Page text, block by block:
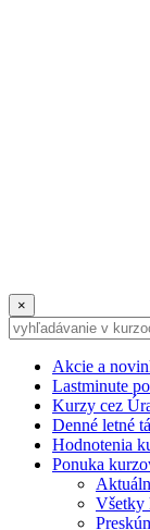
×
Akcie a
Lastminute
Kurzy cez
Denné letné
Hodnotenia
Ponuka
Všetky